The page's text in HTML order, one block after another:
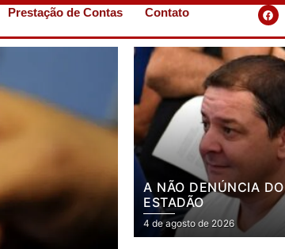
Prestação de Contas Contato
A NÃO DENÚNCIA DO
ESTADÃO
4 de agosto de 2026